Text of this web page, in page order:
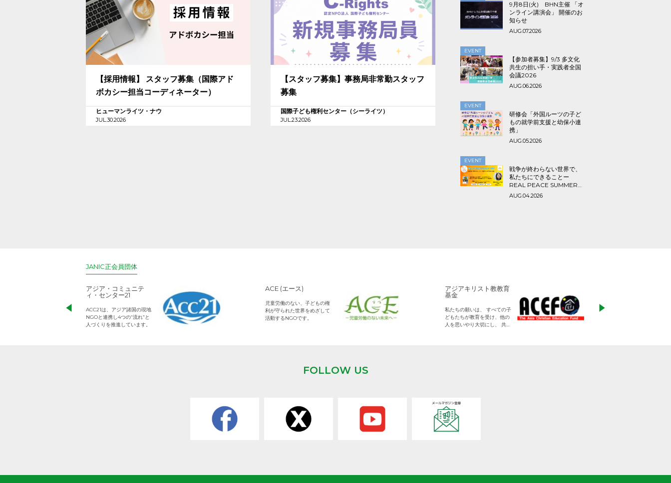
【採用情報】 スタッフ募集（国際アド
ボカシー担当コーディネーター）
ヒューマンライツ・ナウ
JUL.30.2026
【スタッフ募集】事務局非常勤スタッフ
募集
国際子ども権利センター（シーライツ）
JUL.23.2026
9月8日(火) BHN主催 「オ
ンライン講演会」 開催のお
知らせ
AUG.07.2026
EVENT
【参加者募集】9/3 多文化
共生の担い手・実践者全国
会議2026
AUG.06.2026
EVENT
研修会「外国ルーツの子ど
もの就学前支援と幼保小連
携」
AUG.05.2026
EVENT
戦争が終わらない世界で、
私たちにできることー
REAL PEACE SUMMER
2026
AUG.04.2026
JANIC正会員団体
アジア・コミュニテ
ィ・センター21
ACC21は、アジア諸国の現地
NGOと連携し4つの“流れ”と
人づくりを推進しています。
ACE (エース)
児童労働のない、子どもの権
利が守られた世界をめざして
活動するNGOです。
アジアキリスト教教育
基金
私たちの願いは、 すべての子
どもたちが教育を受け、他の
人を思いやり大切にし、 共に
FOLLOW US